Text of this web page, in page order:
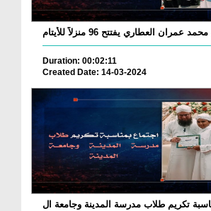
Duration: 00:02:11
Created Date: 14-03-2024